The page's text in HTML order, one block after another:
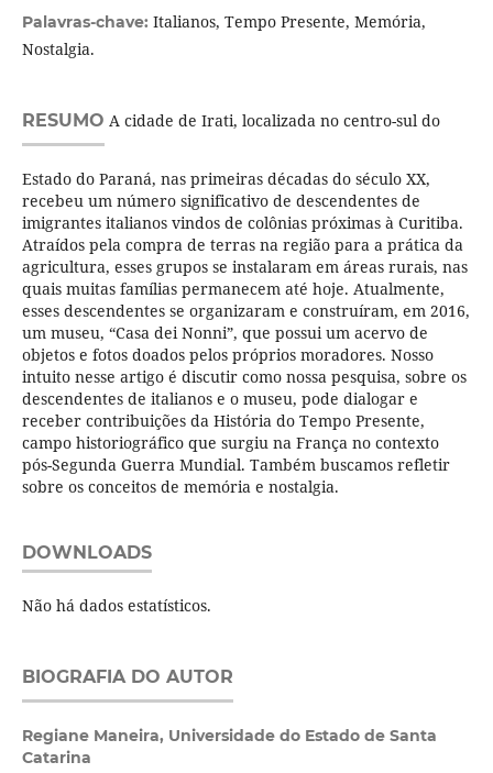
Palavras-chave: Italianos, Tempo Presente, Memória,
Nostalgia.
RESUMO A cidade de Irati, localizada no centro-sul do
Estado do Paraná, nas primeiras décadas do século XX,
recebeu um número significativo de descendentes de
imigrantes italianos vindos de colônias próximas à Curitiba.
Atraídos pela compra de terras na região para a prática da
agricultura, esses grupos se instalaram em áreas rurais, nas
quais muitas famílias permanecem até hoje. Atualmente,
esses descendentes se organizaram e construíram, em 2016,
um museu, “Casa dei Nonni”, que possui um acervo de
objetos e fotos doados pelos próprios moradores. Nosso
intuito nesse artigo é discutir como nossa pesquisa, sobre os
descendentes de italianos e o museu, pode dialogar e
receber contribuições da História do Tempo Presente,
campo historiográfico que surgiu na França no contexto
pós-Segunda Guerra Mundial. Também buscamos refletir
sobre os conceitos de memória e nostalgia.
DOWNLOADS
Não há dados estatísticos.
BIOGRAFIA DO AUTOR
Regiane Maneira, Universidade do Estado de Santa
Catarina